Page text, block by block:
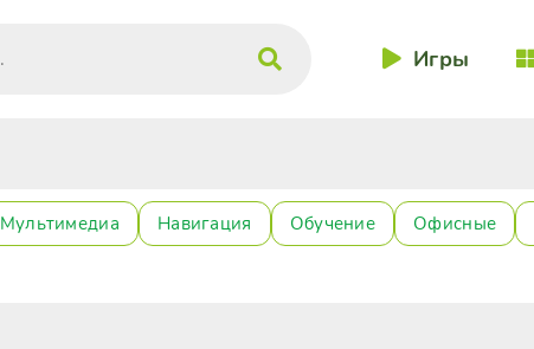
Игры
Мультимедиа Навигация Обучение Офисные